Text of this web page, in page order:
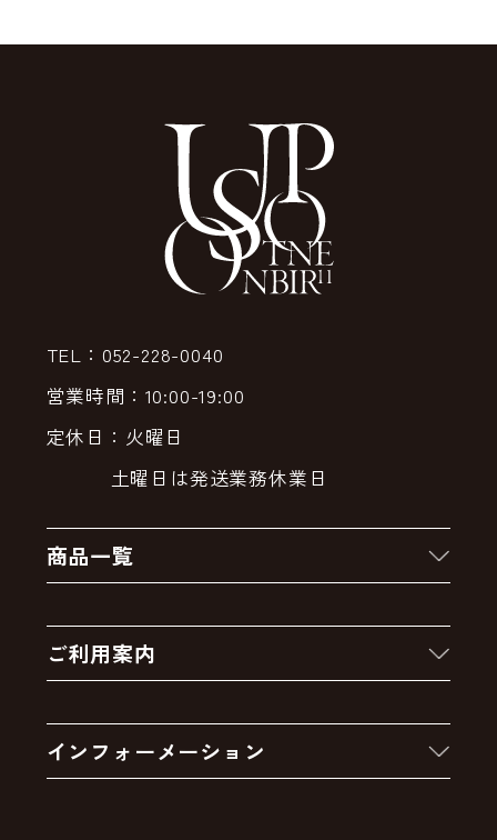
TEL：052-228-0040
営業時間：10:00-19:00
定休日：火曜日
土曜日は発送業務休業日
商品一覧
クーポン
卸販売・大量注文
アウトレットセール
ご利用案内
お支払いについて
インフォーメーション